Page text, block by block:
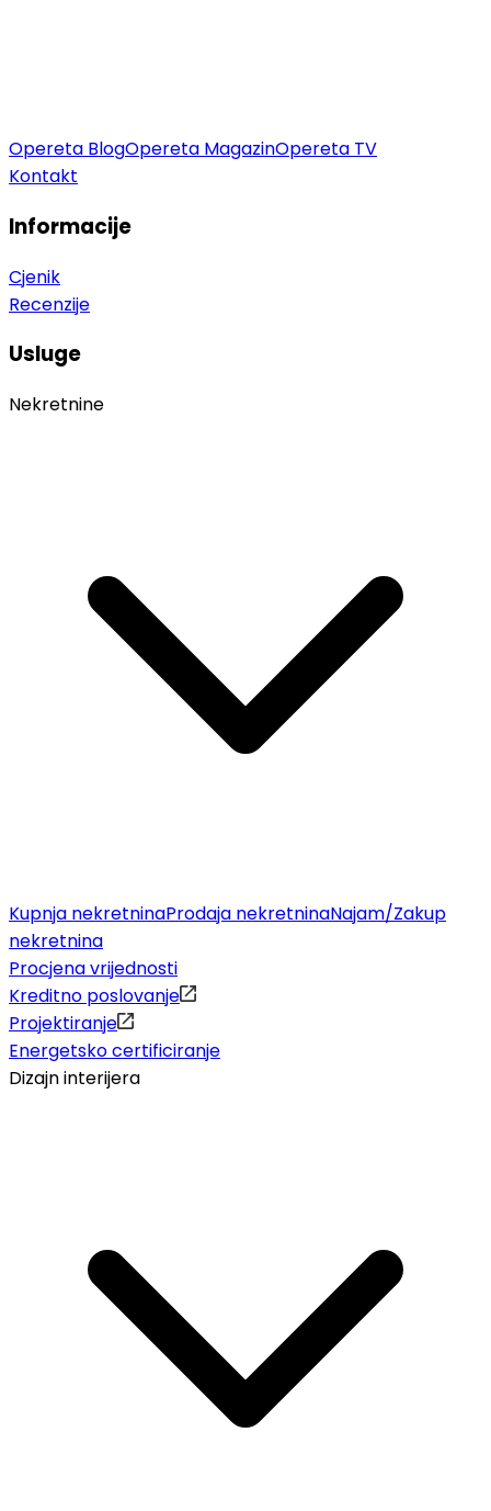
Opereta BlogOpereta MagazinOpereta TV
Kontakt
Informacije
Cjenik
Recenzije
Usluge
Nekretnine
Kupnja nekretninaProdaja nekretninaNajam/Zakup
nekretnina
Procjena vrijednosti
Kreditno poslovanje
Projektiranje
Energetsko certificiranje
Dizajn interijera